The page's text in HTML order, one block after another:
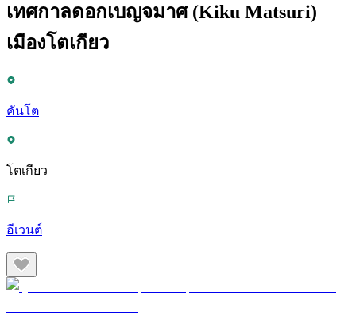
เทศกาลดอกเบญจมาศ (Kiku Matsuri)
เมืองโตเกียว
คันโต
โตเกียว
อีเวนต์